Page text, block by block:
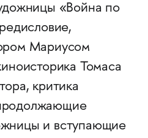
«Вой­­на по
Мариусом
Томаса
критика
и вступающие